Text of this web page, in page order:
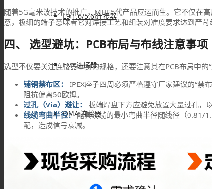
L9(1.6/5.6)连接器
FME连接器
QMA 连接器
RF线材
随着5G毫米波技术的推广，MHF5代产品应运而生。它不仅在
意，极细的端子意味着它对焊接工艺和组装对准度要求达到严苛
四、 选型避坑：PCB布局与布线注意事项
选型不仅要关注连接器本身的规格，还要注意其在PCB布局中的“
铺铜禁布区：
IPEX座子四周必须严格遵守厂家建议的“禁
阻抗偏离50欧姆。
过孔（Via）避让：
板端焊盘下方应避免放置大量过孔，
线缆弯曲半径：配套线缆的最小弯曲半径随线径（0.81/
配，造成信号衰减。